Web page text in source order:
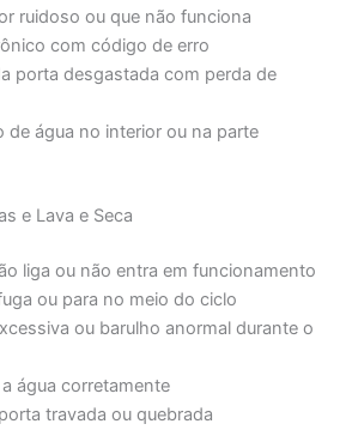
ruidoso ou que não funciona
com código de erro
porta desgastada com perda de
de água no interior ou na parte
e Lava e Seca
liga ou não entra em funcionamento
ou para no meio do ciclo
ou barulho anormal durante o
água corretamente
travada ou quebrada